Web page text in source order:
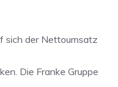
sich der Nettoumsatz
Die Franke Gruppe